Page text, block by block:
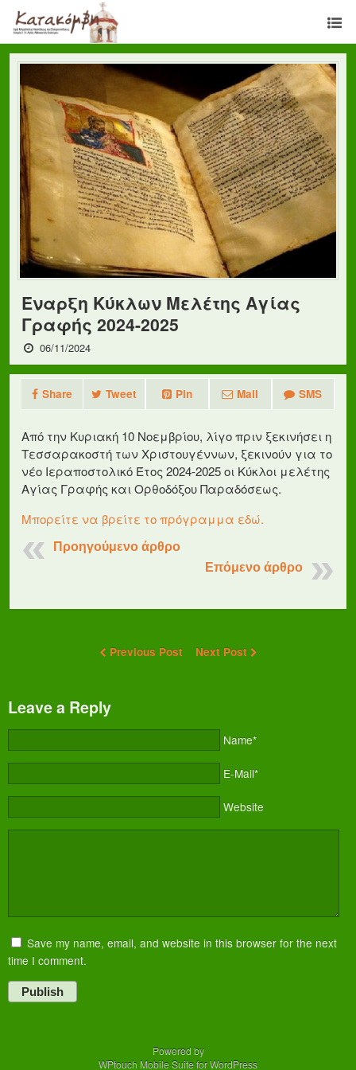
Έναρξη Κύκλων Μελέτης Αγίας
Γραφής 2024-2025
06/11/2024
Share Tweet Pin Mail SMS
Από την Κυριακή 10 Νοεμβρίου, λίγο πριν ξεκινήσει η
Τεσσαρακοστή των Χριστουγέννων, ξεκινούν για το
νέο Ιεραποστολικό Έτος 2024-2025 οι Κύκλοι μελέτης
Αγίας Γραφής και Ορθοδόξου Παραδόσεως.
Μπορείτε να βρείτε το πρόγραμμα εδώ.
Προηγούμενο άρθρο
Επόμενο άρθρο
Previous Post Next Post
Leave a Reply
Name*
E-Mail*
Website
Save my name, email, and website in this browser for the next
time I comment.
Publish
Powered by
WPtouch Mobile Suite for WordPress